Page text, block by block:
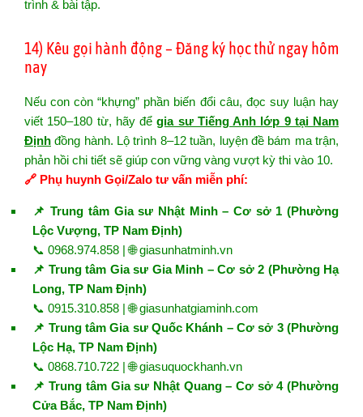
trình & bài tập.
14) Kêu gọi hành động – Đăng ký học thử ngay hôm
nay
Nếu con còn “khựng” phần biến đổi câu, đọc suy luận hay
viết 150–180 từ, hãy đểgia sư Tiếng Anh lớp 9 tại Nam
Định đồng hành. Lộ trình 8–12 tuần, luyện đề bám ma trận,
phản hồi chi tiết sẽ giúp con vững vàng vượt kỳ thi vào 10.
🔗 Phụ huynh Gọi/Zalo tư vấn miễn phí:
📌 Trung tâm Gia sư Nhật Minh – Cơ sở 1 (Phường
Lộc Vượng, TP Nam Định)
📞 0968.974.858 | 🌐giasunhatminh.vn
📌 Trung tâm Gia sư Gia Minh – Cơ sở 2 (Phường Hạ
Long, TP Nam Định)
📞 0915.310.858 | 🌐giasunhatgiaminh.com
📌 Trung tâm Gia sư Quốc Khánh – Cơ sở 3 (Phường
Lộc Hạ, TP Nam Định)
📞 0868.710.722 | 🌐giasuquockhanh.vn
📌 Trung tâm Gia sư Nhật Quang – Cơ sở 4 (Phường
Cửa Bắc, TP Nam Định)